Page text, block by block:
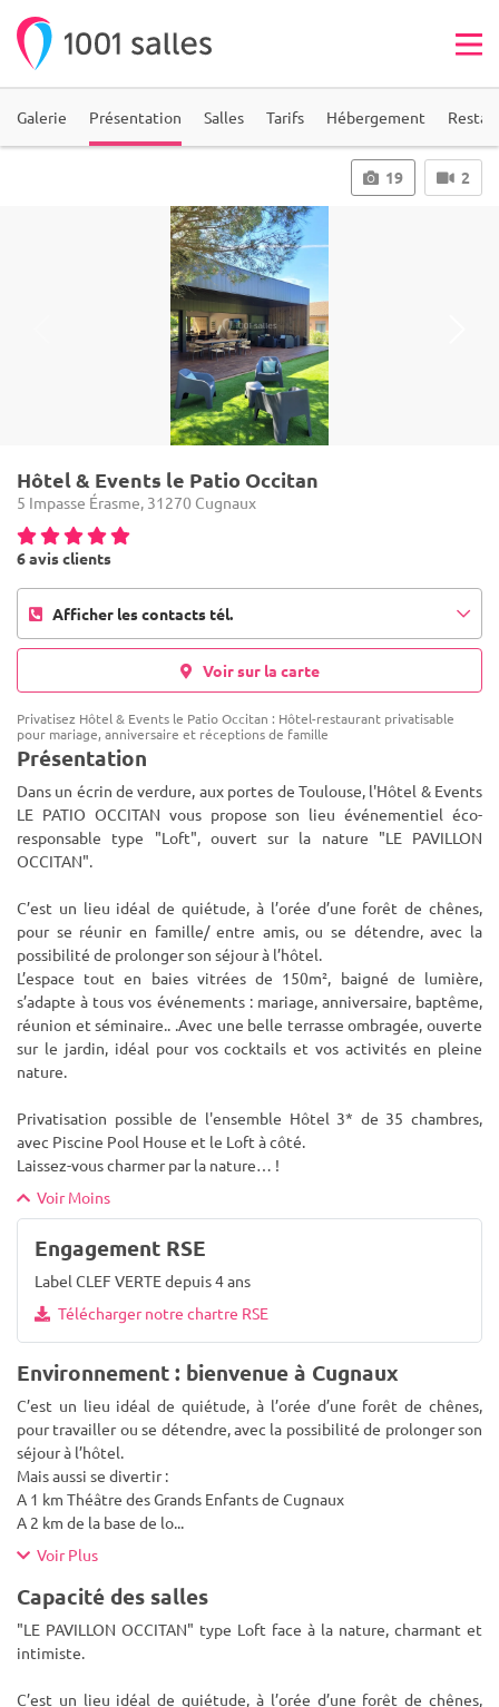
Galerie Présentation Salles Tarifs Hébergement
19 2
Hôtel & Events le Patio Occitan
5 Impasse Érasme, 31270 Cugnaux
6 avis clients
Afficher les contacts tél.
Voir sur la carte
Privatisez Hôtel & Events le Patio Occitan : Hôtel-restaurant privatisable
pour mariage, anniversaire et réceptions de famille
Présentation
Dans un écrin de verdure, aux portes de Toulouse, l'Hôtel & Events
LE PATIO OCCITAN vous propose son lieu événementiel éco-
responsable type "Loft", ouvert sur la nature "LE PAVILLON
OCCITAN".
C’est un lieu idéal de quiétude, à l’orée d’une forêt de chênes,
pour se réunir en famille/ entre amis, ou se détendre, avec la
possibilité de prolonger son séjour à l’hôtel.
L’espace tout en baies vitrées de 150m², baigné de lumière,
s’adapte à tous vos événements : mariage, anniversaire, baptême,
réunion et séminaire.. .Avec une belle terrasse ombragée, ouverte
sur le jardin, idéal pour vos cocktails et vos activités en pleine
nature.
Privatisation possible de l'ensemble Hôtel 3* de 35 chambres,
avec Piscine Pool House et le Loft à côté.
Laissez-vous charmer par la nature… !
Voir Moins
Engagement RSE
Label CLEF VERTE depuis 4 ans
Télécharger notre chartre RSE
Environnement : bienvenue à Cugnaux
C’est un lieu idéal de quiétude, à l’orée d’une forêt de chênes,
pour travailler ou se détendre, avec la possibilité de prolonger son
séjour à l’hôtel.
Mais aussi se divertir :
A 1 km Théâtre des Grands Enfants de Cugnaux
A 2 km de la base de lo...
Voir Plus
Capacité des salles
"LE PAVILLON OCCITAN" type Loft face à la nature, charmant et
intimiste.
C’est un lieu idéal de quiétude, à l’orée d’une forêt de chênes,